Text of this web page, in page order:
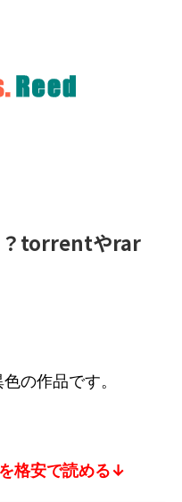
？torrentやrar
の作品です。
格安で読める↓